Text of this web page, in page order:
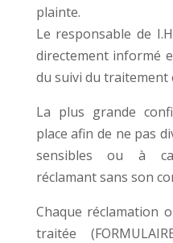
plainte.
Le responsable de
directement informé
du suivi du traitement
La plus grande
place afin de ne pas
sensibles ou à
réclamant sans son
Chaque réclamation
traitée